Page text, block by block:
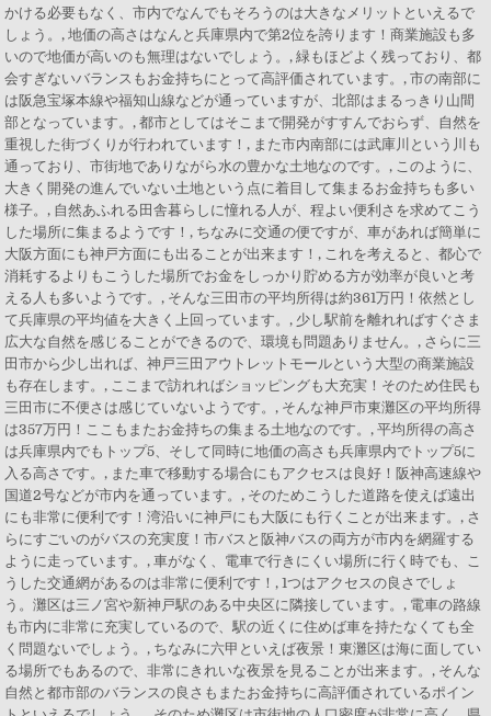
かける必要もなく、市内でなんでもそろうのは大きなメリットといえるで
しょう。, 地価の高さはなんと兵庫県内で第2位を誇ります！商業施設も多
いので地価が高いのも無理はないでしょう。, 緑もほどよく残っており、都
会すぎないバランスもお金持ちにとって高評価されています。, 市の南部に
は阪急宝塚本線や福知山線などが通っていますが、北部はまるっきり山間
部となっています。, 都市としてはそこまで開発がすすんでおらず、自然を
重視した街づくりが行われています！, また市内南部には武庫川という川も
通っており、市街地でありながら水の豊かな土地なのです。, このように、
大きく開発の進んでいない土地という点に着目して集まるお金持ちも多い
様子。, 自然あふれる田舎暮らしに憧れる人が、程よい便利さを求めてこう
した場所に集まるようです！, ちなみに交通の便ですが、車があれば簡単に
大阪方面にも神戸方面にも出ることが出来ます！, これを考えると、都心で
消耗するよりもこうした場所でお金をしっかり貯める方が効率が良いと考
える人も多いようです。, そんな三田市の平均所得は約361万円！依然とし
て兵庫県の平均値を大きく上回っています。, 少し駅前を離れればすぐさま
広大な自然を感じることができるので、環境も問題ありません。, さらに三
田市から少し出れば、神戸三田アウトレットモールという大型の商業施設
も存在します。, ここまで訪れればショッピングも大充実！そのため住民も
三田市に不便さは感じていないようです。, そんな神戸市東灘区の平均所得
は357万円！ここもまたお金持ちの集まる土地なのです。, 平均所得の高さ
は兵庫県内でもトップ5、そして同時に地価の高さも兵庫県内でトップ5に
入る高さです。, また車で移動する場合にもアクセスは良好！阪神高速線や
国道2号などが市内を通っています。, そのためこうした道路を使えば遠出
にも非常に便利です！湾沿いに神戸にも大阪にも行くことが出来ます。, さ
らにすごいのがバスの充実度！市バスと阪神バスの両方が市内を網羅する
ように走っています。, 車がなく、電車で行きにくい場所に行く時でも、こ
うした交通網があるのは非常に便利です！, 1つはアクセスの良さでしょ
う。灘区は三ノ宮や新神戸駅のある中央区に隣接しています。, 電車の路線
も市内に非常に充実しているので、駅の近くに住めば車を持たなくても全
く問題ないでしょう。, ちなみに六甲といえば夜景！東灘区は海に面してい
る場所でもあるので、非常にきれいな夜景を見ることが出来ます。, そんな
自然と都市部のバランスの良さもまたお金持ちに高評価されているポイン